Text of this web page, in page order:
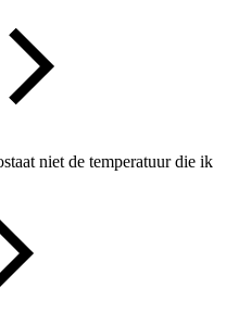
niet de temperatuur die ik